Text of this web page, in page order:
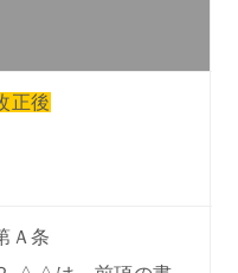
正後
Ａ条